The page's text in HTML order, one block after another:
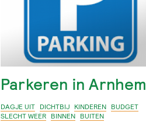
Parkeren in Arnhem
DAGJE UIT DICHTBIJ KINDEREN BUDGET
SLECHT WEER BINNEN BUITEN